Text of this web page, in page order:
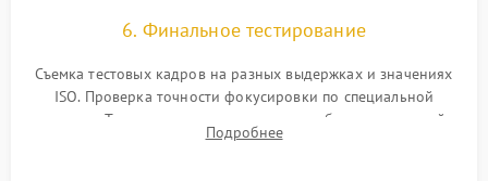
6. Финальное тестирование
Съемка тестовых кадров на разных выдержках и значениях
ISO. Проверка точности фокусировки по специальной
мишени. Тест записи на карту памяти, работы встроенной
вспышки, микрофона и всех кнопок управления.
Подробнее